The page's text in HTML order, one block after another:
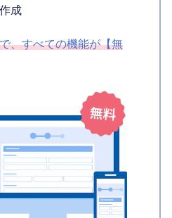
成
、すべての機能が【無